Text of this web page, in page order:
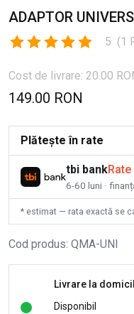
ADAPTOR
5 (1
Cost de livrare: 20.00
149.00 RON
Plătește în rate
tbi bank
6-60 luni ·
* estimat — rata exactă se
Cod produs: QMA-UNI
Livrare la
Disponibil